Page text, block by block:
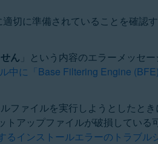
切に準備されていることを確認
ん 」という内容のエラーメッセ
中に「Base Filtering Engine
ファイルを実行しようとしたとき
トアップファイルが破損してい
るインストールエラーのトラブル